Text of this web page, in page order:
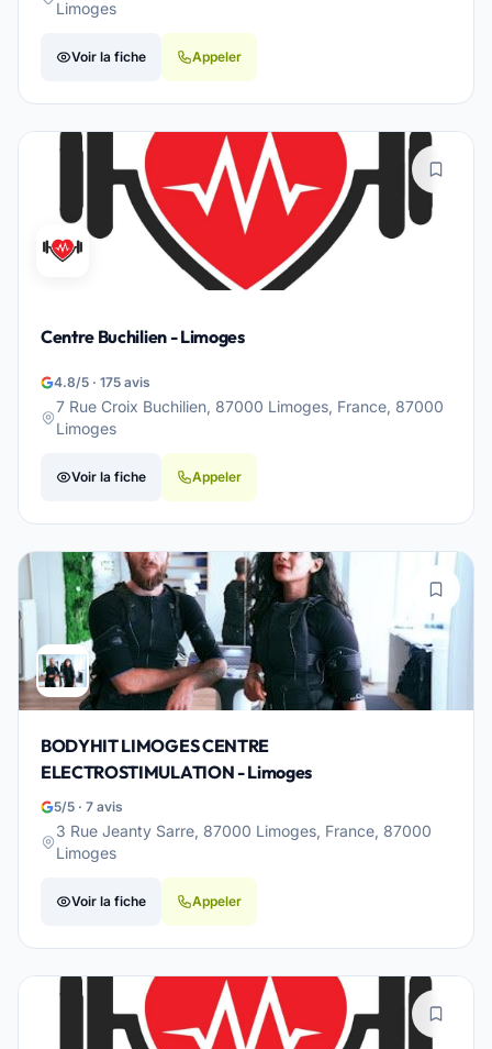
Limoges
Voir la fiche Appeler
Centre Buchilien - Limoges
4.8/5 · 175 avis
7 Rue Croix Buchilien, 87000 Limoges, France, 87000
Limoges
Voir la fiche Appeler
BODYHIT LIMOGES CENTRE
ELECTROSTIMULATION - Limoges
5/5 · 7 avis
3 Rue Jeanty Sarre, 87000 Limoges, France, 87000
Limoges
Voir la fiche Appeler